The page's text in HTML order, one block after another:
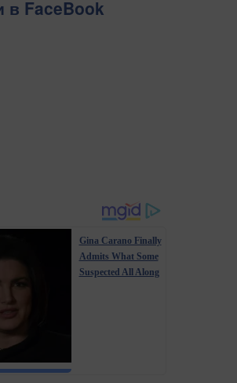
в FaceBook
Gina Carano Finally
Admits What Some
Suspected All Along